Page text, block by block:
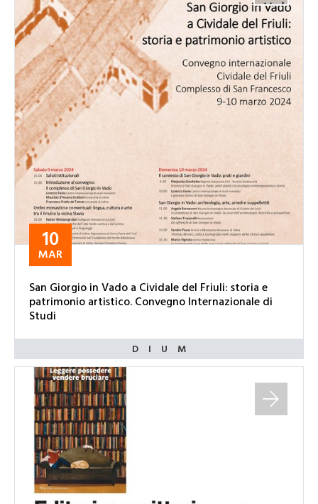
10
MAR
San Giorgio in Vado a Cividale del Friuli: storia e
patrimonio artistico. Convegno Internazionale di
Studi